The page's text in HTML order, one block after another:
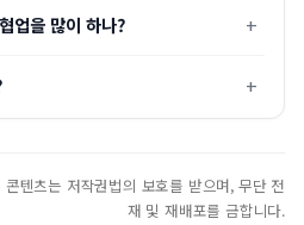
업을 많이 하나?
텐츠는 저작권법의 보호를 받으며, 무단 전
재 및 재배포를 금합니다.